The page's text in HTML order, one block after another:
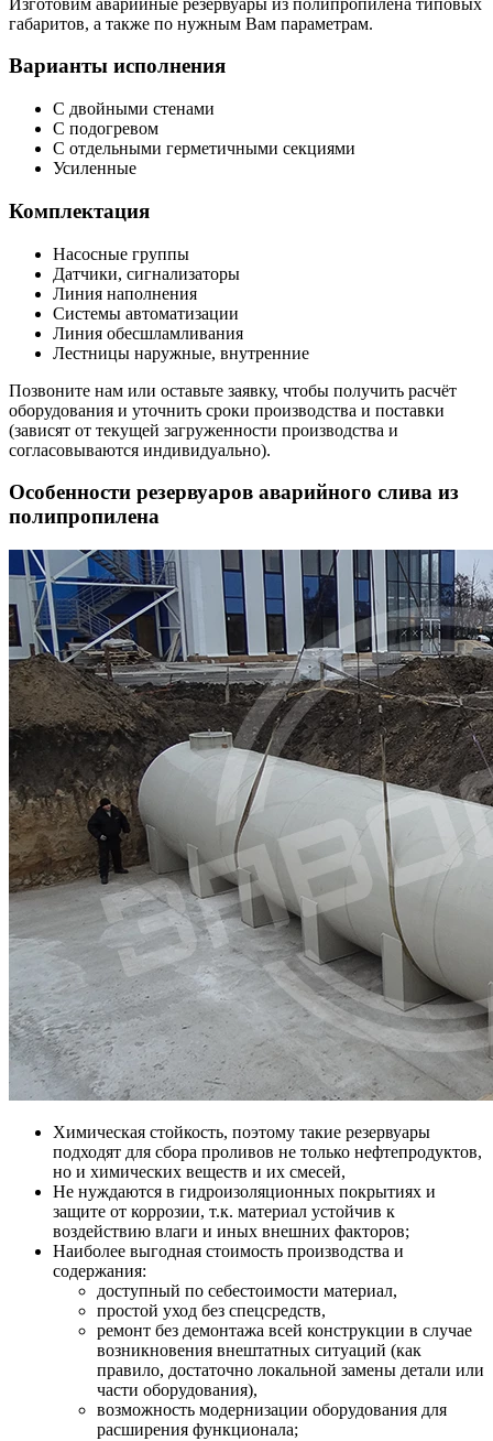
габаритов, а также по нужным Вам параметрам.
Варианты исполнения
С двойными стенами
С подогревом
С отдельными герметичными секциями
Усиленные
Комплектация
Насосные группы
Датчики, сигнализаторы
Линия наполнения
Системы автоматизации
Линия обесшламливания
Лестницы наружные, внутренние
Позвоните нам или оставьте заявку, чтобы получить расчёт
оборудования и уточнить сроки производства и поставки
(зависят от текущей загруженности производства и
согласовываются индивидуально).
Особенности резервуаров аварийного слива из
полипропилена
Химическая стойкость, поэтому такие резервуары
подходят для сбора проливов не только нефтепродуктов,
но и химических веществ и их смесей,
Не нуждаются в гидроизоляционных покрытиях и
защите от коррозии, т.к. материал устойчив к
воздействию влаги и иных внешних факторов;
Наиболее выгодная стоимость производства и
содержания:
доступный по себестоимости материал,
простой уход без спецсредств,
ремонт без демонтажа всей конструкции в случае
возникновения внештатных ситуаций (как
правило, достаточно локальной замены детали или
части оборудования),
возможность модернизации оборудования для
расширения функционала;